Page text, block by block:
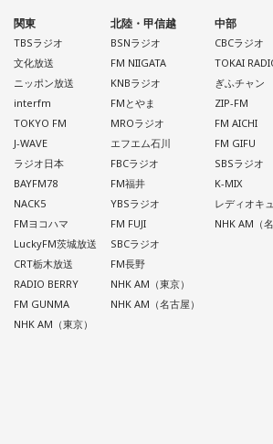
関東
TBSラジオ
文化放送
ニッポン放送
interfm
TOKYO FM
J-WAVE
ラジオ日本
BAYFM78
NACK5
FMヨコハマ
LuckyFM茨城放送
CRT栃木放送
RADIO BERRY
FM GUNMA
NHK AM（東京）
北陸・甲信越
BSNラジオ
FM NIIGATA
KNBラジオ
FMとやま
MROラジオ
エフエム石川
FBCラジオ
FM福井
YBSラジオ
FM FUJI
SBCラジオ
FM長野
NHK AM（東京）
NHK AM（名古屋）
中部
CBCラジオ
TOKAI
ぎふチャン
ZIP-FM
FM AICHI
FM GIFU
SBSラジオ
K-MIX
レディオキ
NHK AM（名